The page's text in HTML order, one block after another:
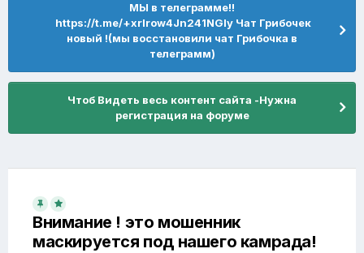
МЫ в телеграмме!!
https://t.me/+xrIrow4Jn241NGIy Чат Грибочек
новый !(мы восстановили чат Грибочка в
телеграмм)
Чтоб Видеть весь контент сайта -Нужна
регистрация на форуме
Внимание ! это мошенник
маскируется под нашего камрада!